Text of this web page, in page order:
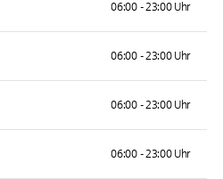
06:00 - 23:00 Uhr
06:00 - 23:00 Uhr
06:00 - 23:00 Uhr
06:00 - 23:00 Uhr